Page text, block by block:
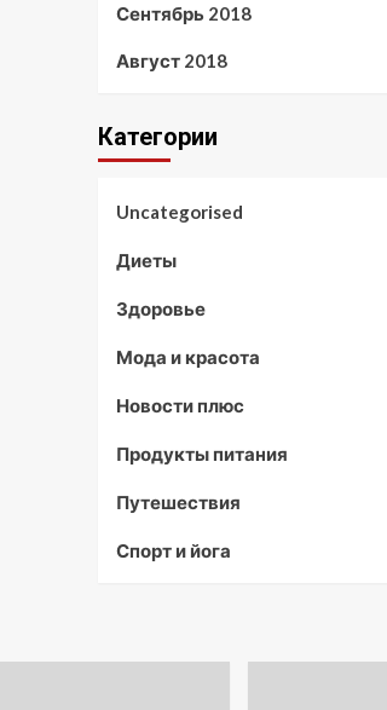
Сентябрь 2018
Август 2018
Категории
Uncategorised
Диеты
Здоровье
Мода и красота
Новости плюс
Продукты питания
Путешествия
Спорт и йога